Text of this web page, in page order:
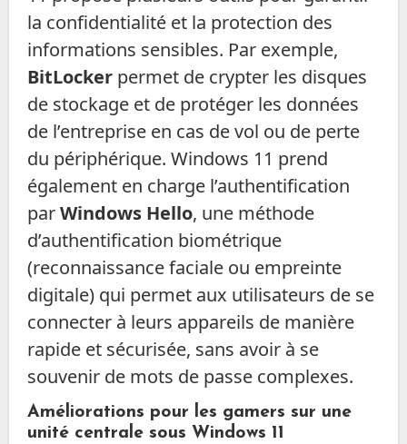
la confidentialité et la protection des
informations sensibles. Par exemple,
BitLockerpermet de crypter les disques
de stockage et de protéger les données
de l’entreprise en cas de vol ou de perte
du périphérique. Windows 11 prend
également en charge l’authentification
parWindows Hello, une méthode
d’authentification biométrique
(reconnaissance faciale ou empreinte
digitale) qui permet aux utilisateurs de se
connecter à leurs appareils de manière
rapide et sécurisée, sans avoir à se
souvenir de mots de passe complexes.
Améliorations pour les gamers sur une
unité centrale sous Windows 11